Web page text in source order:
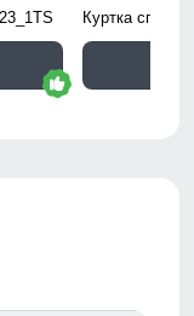
Куртка